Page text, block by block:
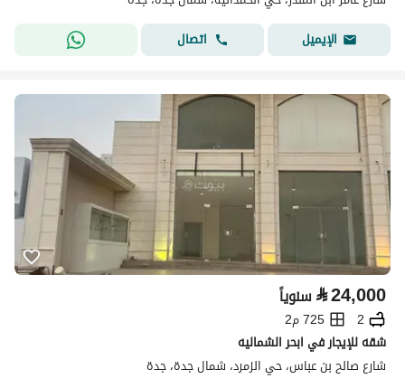
الإيميل
اتصال
⃁24,000 سنوياً
2
725 م2
شقه للإيجار في ابحر الشماليه
شارع صالح بن عباس، حي الزمرد، شمال جدة، جدة